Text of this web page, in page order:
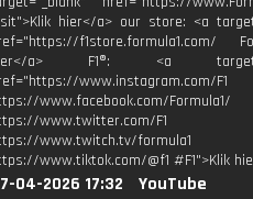
hier</a> our store: <a
f1store.formula1.com/
a> F1®: <a
www.instagram.com/F1
www.facebook.com/Formula1/
www.twitter.com/F1
www.twitch.tv/formula1
www.tiktok.com/@f1 #F1">Klik
04-2026 17:32
YouTube